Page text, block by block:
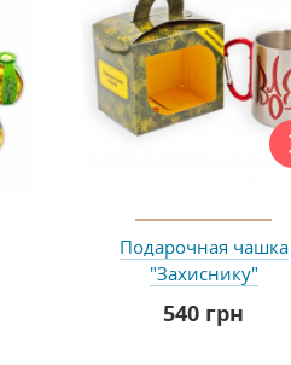
Подарочная чашка
"Захиснику"
540 грн